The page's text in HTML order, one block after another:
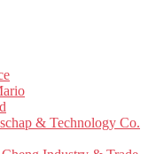
& Technology Co.